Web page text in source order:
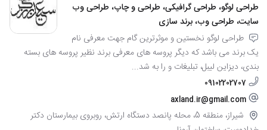
طراحی لوگو، طراحی گرافیکی، طراحی و چاپ، طراحی وب
سایت، طراحی وب، برند سازی
طراحی لوگو نخستین و موثرترین گام جهت معرفی نام
یک برند می باشد که دیگر پروسه های معرفی برند نظیر پروسه های بسته
بندی، دیزاین لیبل، تبلیغات و را به شد...
09102202707
axland.ir@gmail.com
شیراز، منطقه 5، محله پانصد دستگاه ارتش، روبروی بیمارستان دکتر